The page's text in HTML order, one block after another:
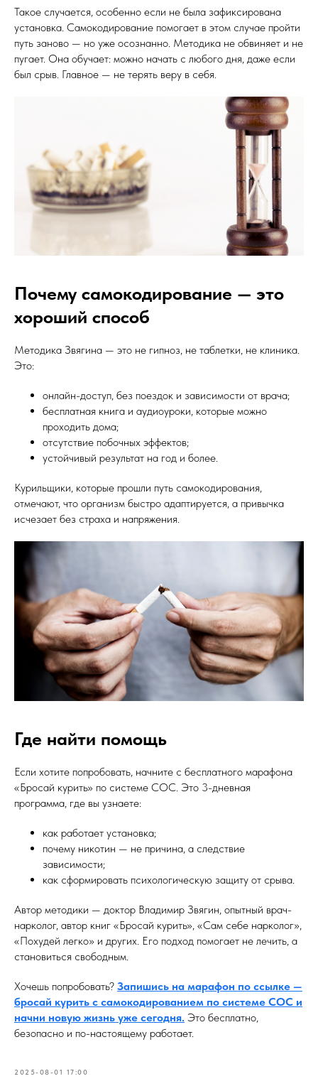
Такое случается, особенно если не была зафиксирована
установка. Самокодирование помогает в этом случае пройти
путь заново — но уже осознанно. Методика не обвиняет и не
пугает. Она обучает: можно начать с любого дня, даже если
был срыв. Главное — не терять веру в себя.
Почему самокодирование — это
хороший способ
Методика Звягина — это не гипноз, не таблетки, не клиника.
Это:
онлайн-доступ, без поездок и зависимости от врача;
бесплатная книга и аудиоуроки, которые можно
проходить дома;
отсутствие побочных эффектов;
устойчивый результат на год и более.
Курильщики, которые прошли путь самокодирования,
отмечают, что организм быстро адаптируется, а привычка
исчезает без страха и напряжения.
Где найти помощь
Если хотите попробовать, начните с бесплатного марафона
«Бросай курить» по системе СОС. Это 3-дневная
программа, где вы узнаете:
как работает установка;
почему никотин — не причина, а следствие
зависимости;
как сформировать психологическую защиту от срыва.
Автор методики — доктор Владимир Звягин, опытный врач-
нарколог, автор книг «Бросай курить», «Сам себе нарколог»,
«Похудей легко» и других. Его подход помогает не лечить, а
становиться свободным.
Хочешь попробовать? Запишись на марафон по ссылке —
бросай курить с самокодированием по системе СОС и
начни новую жизнь уже сегодня. Это бесплатно,
безопасно и по-настоящему работает.
2025-08-01 17:00